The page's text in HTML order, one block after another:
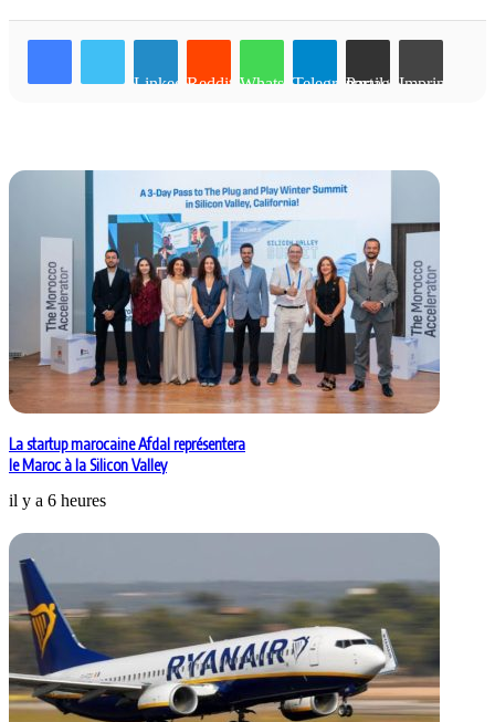
LinkedinReddit WhatsAppTelegramPartager par email Imprimer
La startup marocaine Afdal représentera
le Maroc à la Silicon Valley
il y a 6 heures